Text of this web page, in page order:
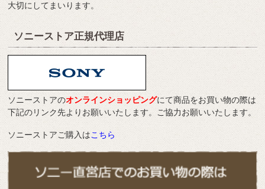
大切にしてまいります。
ソニーストア正規代理店
ソニーストアのオンラインショッピングにて商品をお買い物の際は
下記のリンク先よりお願いいたします。ご協力お願いいたします。
ソニーストアご購入はこちら